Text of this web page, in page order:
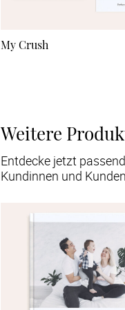
My Crush
Weitere
Entdecke jetzt
Kundinnen und